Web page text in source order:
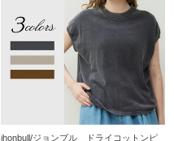
jhonbull/ジョンブル ドライコットンピ